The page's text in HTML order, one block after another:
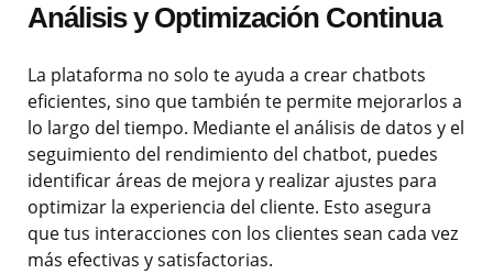
Análisis y Optimización Continua
La plataforma no solo te ayuda a crear chatbots
eficientes, sino que también te permite mejorarlos a
lo largo del tiempo. Mediante el análisis de datos y el
seguimiento del rendimiento del chatbot, puedes
identificar áreas de mejora y realizar ajustes para
optimizar la experiencia del cliente. Esto asegura
que tus interacciones con los clientes sean cada vez
más efectivas y satisfactorias.